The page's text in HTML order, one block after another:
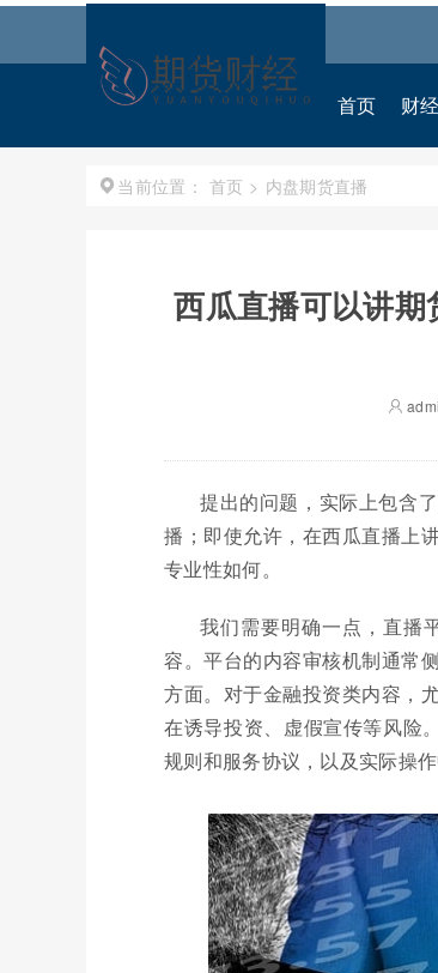
首页 财
当前位置： 首页 > 内盘期货直播
西瓜直播可以讲
提出的问题，实际上包含
播；即使允许，在西瓜直播上
专业性如何。
我们需要明确一点，直播
容。平台的内容审核机制通常
方面。对于金融投资类内容，
在诱导投资、虚假宣传等风险
规则和服务协议，以及实际操作